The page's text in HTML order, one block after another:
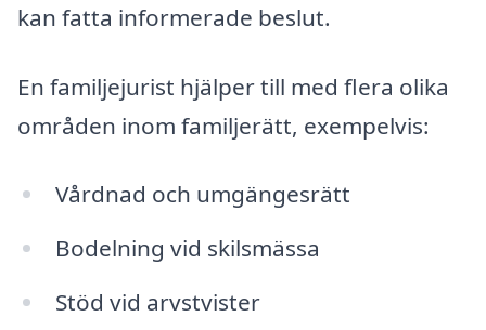
kan fatta informerade beslut.
En familjejurist hjälper till med flera olika
områden inom familjerätt, exempelvis:
Vårdnad och umgängesrätt
Bodelning vid skilsmässa
Stöd vid arvstvister